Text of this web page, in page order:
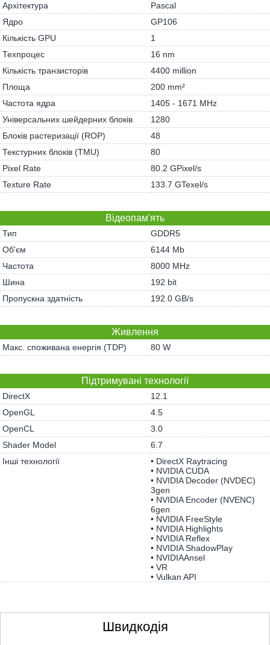
Архітектура
Pascal
Ядро
GP106
Кількість GPU
1
Техпроцес
16 nm
Кількість транзисторів
4400 million
Площа
200 mm²
Частота ядра
1405 - 1671 MHz
Універсальних шейдерних блоків
1280
Блоків растеризації (ROP)
48
Текстурних блоків (TMU)
80
Pixel Rate
80.2 GPixel/s
Texture Rate
133.7 GTexel/s
Відеопам'ять
Тип
GDDR5
Об'єм
6144 Mb
Частота
8000 MHz
Шина
192 bit
Пропускна здатність
192.0 GB/s
Живлення
Макс. споживана енергія (TDP) 80 W
Підтримувані технології
DirectX
12.1
OpenGL
4.5
OpenCL
3.0
Shader Model
6.7
Інші технології
• DirectX Raytracing
• NVIDIA CUDA
• NVIDIA Decoder (NVDEC)
3gen
• NVIDIA Encoder (NVENC)
6gen
• NVIDIA FreeStyle
• NVIDIA Highlights
• NVIDIA Reflex
• NVIDIA ShadowPlay
• NVIDIAAnsel
• VR
• Vulkan API
Швидкодія